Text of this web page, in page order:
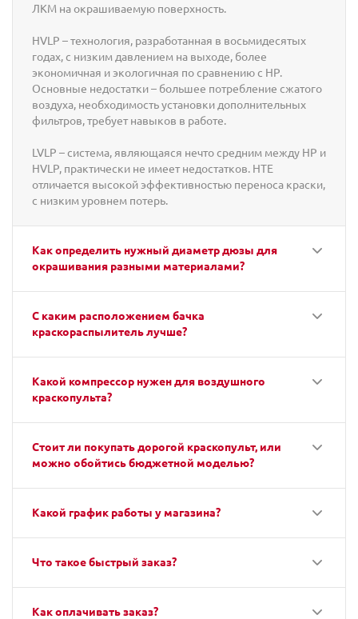
ЛКМ на окрашиваемую поверхность.
HVLP – технология, разработанная в восьмидесятых
годах, с низким давлением на выходе, более
экономичная и экологичная по сравнению с HP.
Основные недостатки – большее потребление сжатого
воздуха, необходимость установки дополнительных
фильтров, требует навыков в работе.
LVLP – система, являющаяся нечто средним между HP и
HVLP, практически не имеет недостатков. HTE
отличается высокой эффективностью переноса краски,
с низким уровнем потерь.
Как определить нужный диаметр дюзы для
окрашивания разными материалами?
С каким расположением бачка
краскораспылитель лучше?
Какой компрессор нужен для воздушного
краскопульта?
Стоит ли покупать дорогой краскопульт, или
можно обойтись бюджетной моделью?
Какой график работы у магазина?
Что такое быстрый заказ?
Как оплачивать заказ?